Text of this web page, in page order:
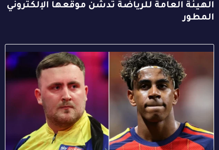
الهيئة العامة للرياضة تدشن موقعها الإلكتروني
المطور